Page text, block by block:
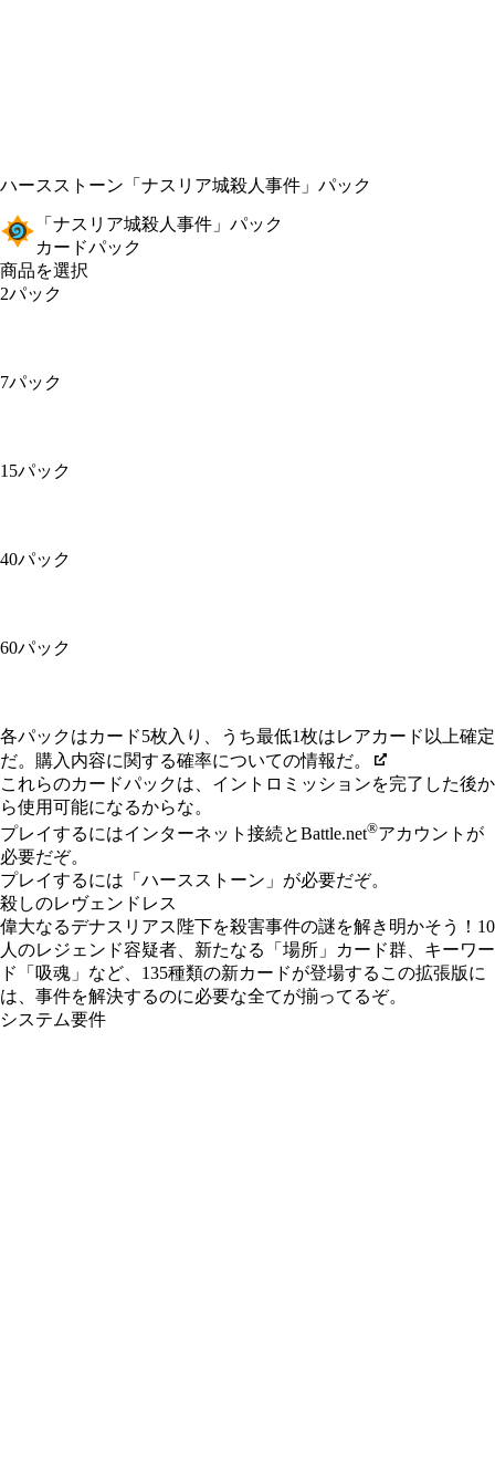
ハースストーン 「ナスリア城殺人事件」パック
「ナスリア城殺人事件」パック
カードパック
商品を選択
2パック
7パック
15パック
40パック
60パック
Available actions
各パックはカード5枚入り、うち最低1枚はレアカード以上確定
だ。購入内容に関する確率についての情報だ。
これらのカードパックは、イントロミッションを完了した後か
ら使用可能になるからな。
プレイするにはインターネット接続とBattle.net®アカウントが
必要だぞ。
プレイするには「ハースストーン」が必要だぞ。
殺しのレヴェンドレス
偉大なるデナスリアス陛下を殺害事件の謎を解き明かそう！10
人のレジェンド容疑者、新たなる「場所」カード群、キーワー
ド「吸魂」など、135種類の新カードが登場するこの拡張版に
は、事件を解決するのに必要な全てが揃ってるぞ。
システム要件